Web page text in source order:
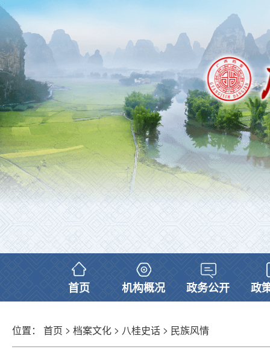
首页 机构概况 政务公开 政
位置： 首页 > 档案文化 > 八桂史话 > 民族风情